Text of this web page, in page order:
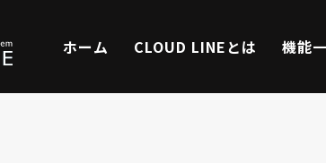
ホーム CLOUD LINEとは 機能